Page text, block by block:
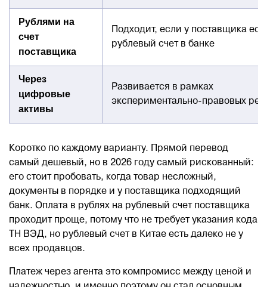
Рублями на
счет
поставщика
Подходит, если у поставщика
рублевый счет в банке
Через
цифровые
активы
Развивается в рамках
экспериментально-правовых
Коротко по каждому варианту. Прямой перевод
самый дешевый, но в 2026 году самый рискованный:
его стоит пробовать, когда товар несложный,
документы в порядке и у поставщика подходящий
банк. Оплата в рублях на рублевый счет поставщика
проходит проще, потому что не требует указания кода
ТН ВЭД, но рублевый счет в Китае есть далеко не у
всех продавцов.
Платеж через агента это компромисс между ценой и